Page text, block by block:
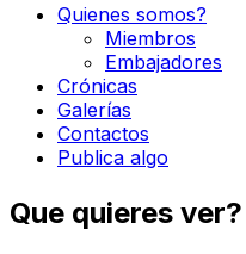
Quienes somos?
Miembros
Embajadores
Crónicas
Galerías
Contactos
Publica algo
Que quieres ver?